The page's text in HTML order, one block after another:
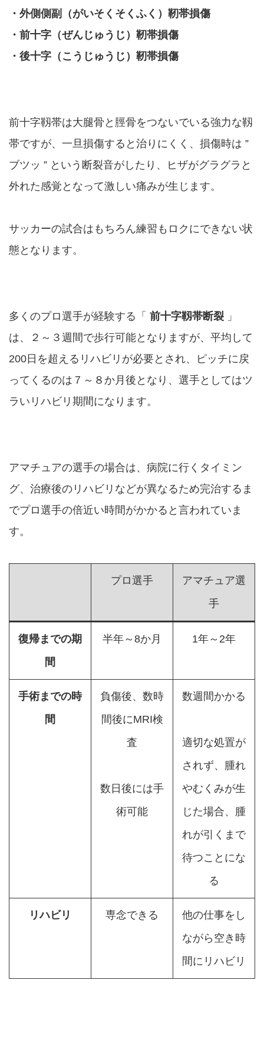
・外側側副 （がいそくそくふく） 靭帯損傷
・前十字 （ぜんじゅうじ） 靭帯損傷
・後十字 （こうじゅうじ） 靭帯損傷
前十字靱帯は大腿骨と脛骨をつないでいる強力な靱
帯ですが、一旦損傷すると治りにくく、損傷時は ”
ブツッ ” という断裂音がしたり、ヒザがグラグラと
外れた感覚となって激しい痛みが生じます。
サッカーの試合はもちろん練習もロクにできない状
態となります。
多くのプロ選手が経験する「 前十字靱帯断裂 」
は、２～３週間で歩行可能となりますが、平均して
200日を超えるリハビリが必要とされ、ピッチに戻
ってくるのは７～８か月後となり、選手としてはツ
ラいリハビリ期間になります。
アマチュアの選手の場合は、病院に行くタイミン
グ、治療後のリハビリなどが異なるため完治するま
でプロ選手の倍近い時間がかかると言われていま
す。
プロ選手
アマチュア選
手
復帰までの期
間
半年～8か月 1年～2年
手術までの時
間
負傷後、数時
間後にMRI検
査
数日後には手
術可能
数週間かかる
適切な処置が
されず、腫れ
やむくみが生
じた場合、腫
れが引くまで
待つことにな
る
リハビリ 専念できる
他の仕事をし
ながら空き時
間にリハビリ